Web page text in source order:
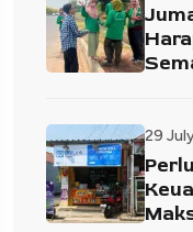
29